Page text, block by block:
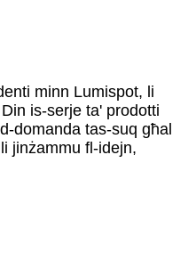
minn Lumispot, li
is-serje ta' prodotti
domanda tas-suq għal
jinżammu fl-idejn,